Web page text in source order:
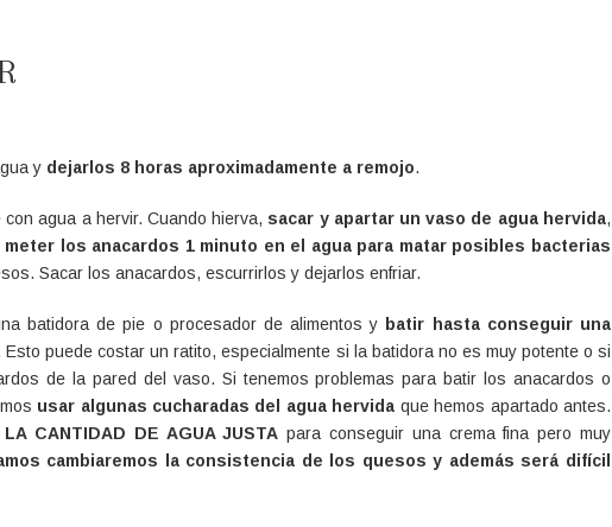
y dejarlos 8 horas aproximadamente a remojo.
agua a hervir. Cuando hierva, sacar y apartar un vaso de agua hervida,
meter los anacardos 1 minuto en el agua para matar posibles bacterias
Sacar los anacardos, escurrirlos y dejarlos enfriar.
batidora de pie o procesador de alimentos y batir hasta conseguir una
Esto puede costar un ratito, especialmente si la batidora no es muy potente o si
de la pared del vaso. Si tenemos problemas para batir los anacardos o
usar algunas cucharadas del agua hervida que hemos apartado antes.
CANTIDAD DE AGUA JUSTA para conseguir una crema fina pero muy
cambiaremos la consistencia de los quesos y además será difícil